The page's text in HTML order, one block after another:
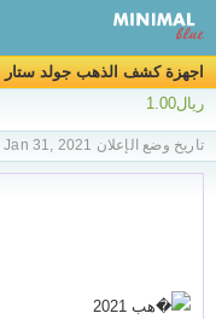
اجهزة كشف الذهب جولد ستار
ريال1.00
تاريخ وضع الإعلان Jan 31, 2021 | الزيارات: 434 | رقم البضاعة: #274851